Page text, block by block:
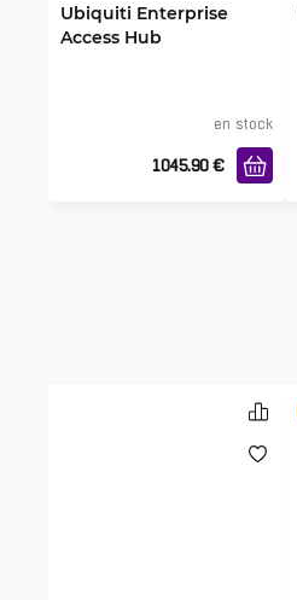
Ubiquiti Enterprise
Access Hub
en stock
1045.90 €